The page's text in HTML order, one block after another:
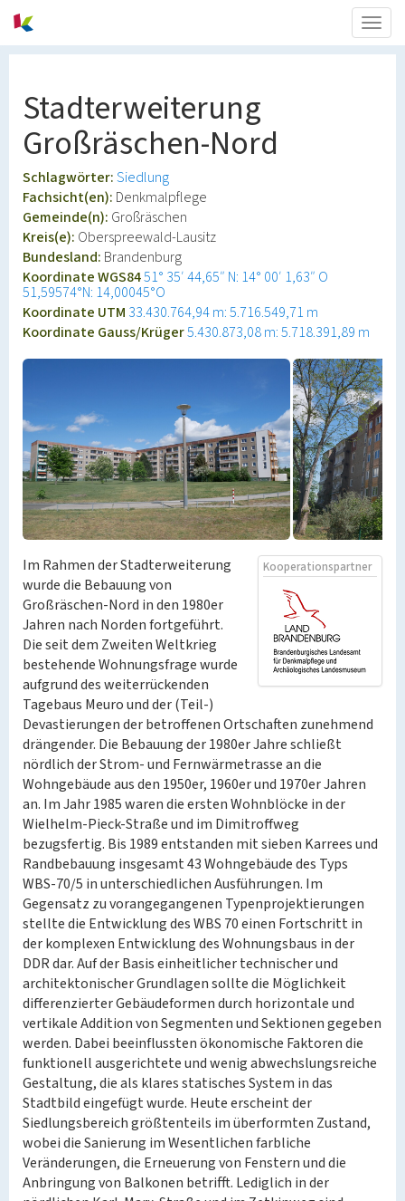
Stadterweiterung
Großräschen-Nord
Schlagwörter:Siedlung
Fachsicht(en): Denkmalpflege
Gemeinde(n): Großräschen
Kreis(e): Oberspreewald-Lausitz
Bundesland: Brandenburg
Koordinate WGS8451° 35′ 44,65″ N: 14° 00′ 1,63″ O
51,59574°N: 14,00045°O
Koordinate UTM 33.430.764,94 m: 5.716.549,71 m
Koordinate Gauss/Krüger5.430.873,08 m: 5.718.391,89 m
Kooperationspartner
Im Rahmen der Stadterweiterung
wurde die Bebauung von
Großräschen-Nord in den 1980er
Jahren nach Norden fortgeführt.
Die seit dem Zweiten Weltkrieg
bestehende Wohnungsfrage wurde
aufgrund des weiterrückenden
Tagebaus Meuro und der (Teil-)
Devastierungen der betroffenen Ortschaften zunehmend
drängender. Die Bebauung der 1980er Jahre schließt
nördlich der Strom- und Fernwärmetrasse an die
Wohngebäude aus den 1950er, 1960er und 1970er Jahren
an. Im Jahr 1985 waren die ersten Wohnblöcke in der
Wielhelm-Pieck-Straße und im Dimitroffweg
bezugsfertig. Bis 1989 entstanden mit sieben Karrees und
Randbebauung insgesamt 43 Wohngebäude des Typs
WBS-70/5 in unterschiedlichen Ausführungen. Im
Gegensatz zu vorangegangenen Typenprojektierungen
stellte die Entwicklung des WBS 70 einen Fortschritt in
der komplexen Entwicklung des Wohnungsbaus in der
DDR dar. Auf der Basis einheitlicher technischer und
architektonischer Grundlagen sollte die Möglichkeit
differenzierter Gebäudeformen durch horizontale und
vertikale Addition von Segmenten und Sektionen gegeben
werden. Dabei beeinflussten ökonomische Faktoren die
funktionell ausgerichtete und wenig abwechslungsreiche
Gestaltung, die als klares statisches System in das
Stadtbild eingefügt wurde. Heute erscheint der
Siedlungsbereich größtenteils im überformten Zustand,
wobei die Sanierung im Wesentlichen farbliche
Veränderungen, die Erneuerung von Fenstern und die
Anbringung von Balkonen betrifft. Lediglich in der